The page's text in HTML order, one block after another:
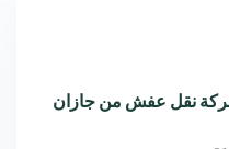
13 شركة نقل عفش من جازان